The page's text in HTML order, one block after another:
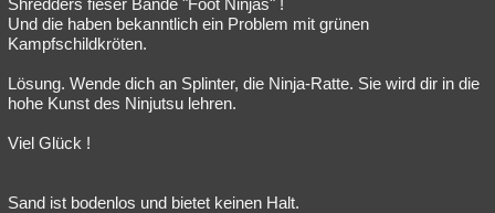
Übersichten
Lesenswert Schlüsselwörter
Shredders fieser Bande "Foot Ninjas" !
Und die haben bekanntlich ein Problem mit grünen
Kampfschildkröten.
Lösung. Wende dich an Splinter, die Ninja-Ratte. Sie wird dir in die
hohe Kunst des Ninjutsu lehren.
Viel Glück !
Sand ist bodenlos und bietet keinen Halt.